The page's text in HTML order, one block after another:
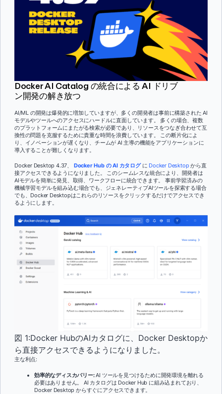
Docker AI Catalog の統合による AI ドリブ
ン開発の解き放つ
AI/ML の開発は爆発的に増加していますが、多くの開発者は事前に構築された AI
モデルやツールへのアクセスにハードルに直面しています。 多くの場合、複数
のプラットフォームにまたがる検索が必要であり、リソースをつなぎ合わせて互
換性の問題を克服するために貴重な時間を浪費しています。 この断片化によ
り、イノベーションが遅くなり、チームが AI 主導の機能をアプリケーションに
導入することが難しくなります。
Docker Desktop 4.37、 Docker Hub の AI カタログに Docker Desktop から直
接アクセスできるようになりました。 このシームレスな統合により、開発者は
AIモデルを簡単に発見、取得、ワークフローに統合できます。 事前学習済みの
機械学習モデルを組み込む場合でも、ジェネレーティブAIツールを探索する場合
でも、Docker Desktopはこれらのリソースをクリックするだけでアクセスでき
るようにします。
図 1:Docker HubのAIカタログに、Docker Desktopか
ら直接アクセスできるようになりました。
主な利点:
効率的なディスカバリー:AI ツールを見つけるために開発環境を離れる
必要はありません。 AI カタログは Docker Hub に組み込まれており、
Docker Desktop からすぐにアクセスできます。